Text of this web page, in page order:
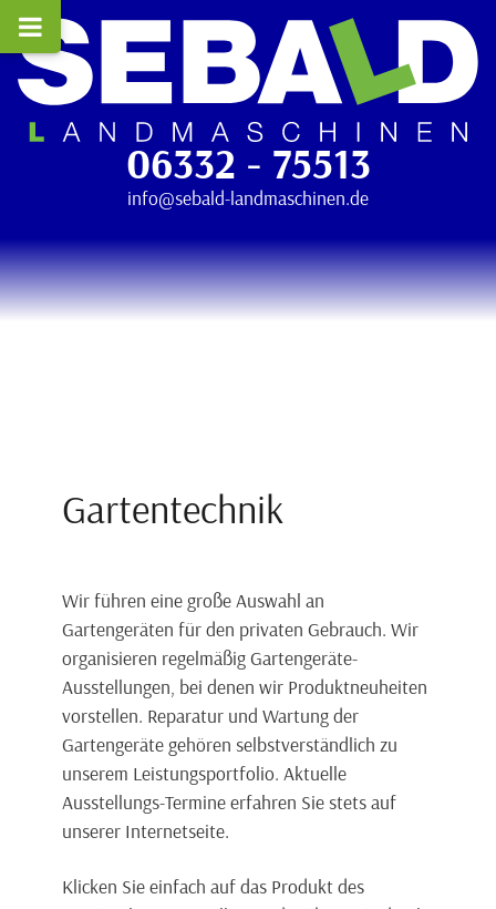
06332 - 75513
info@sebald-landmaschinen.de
Gartentechnik
Wir führen eine große Auswahl an
Gartengeräten für den privaten Gebrauch. Wir
organisieren regelmäßig Gartengeräte-
Ausstellungen, bei denen wir Produktneuheiten
vorstellen. Reparatur und Wartung der
Gartengeräte gehören selbstverständlich zu
unserem Leistungsportfolio. Aktuelle
Ausstellungs-Termine erfahren Sie stets auf
unserer Internetseite.
Klicken Sie einfach auf das Produkt des